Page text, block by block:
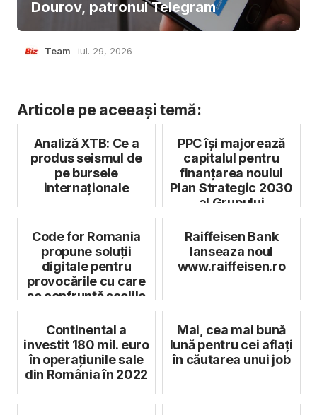
Dourov, patronul Telegram
Team iul. 29, 2026
Articole pe aceeași temă:
Analiză XTB: Ce a
produs seismul de
pe bursele
internaționale
PPC își majorează
capitalul pentru
finanțarea noului
Plan Strategic 2030
al Grupului
Code for Romania
propune soluții
digitale pentru
provocările cu care
se confruntă școlile
Raiffeisen Bank
lanseaza noul
www.raiffeisen.ro
Continental a
investit 180 mil. euro
în operațiunile sale
din România în 2022
Mai, cea mai bună
lună pentru cei aflați
în căutarea unui job